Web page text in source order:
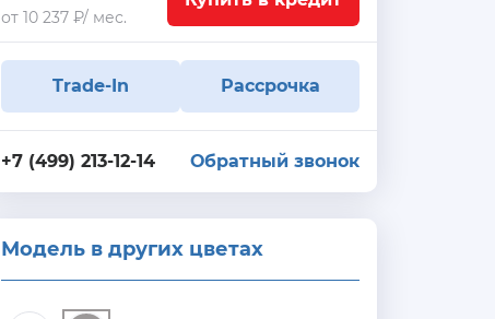
от 10 237 ₽/ мес.
Trade-In Рассрочка
+7 (499) 213-12-14 Обратный звонок
Модель в других цветах